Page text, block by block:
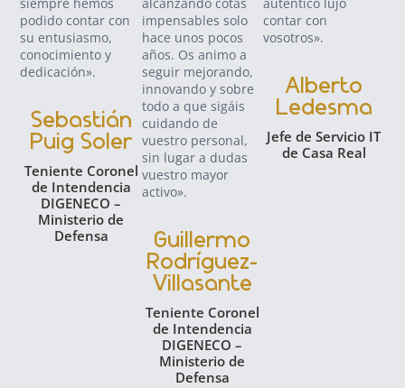
podido contar con
su entusiasmo,
conocimiento y
dedicación».
Sebastián
Puig Soler
Teniente Coronel
de Intendencia
DIGENECO –
Ministerio de
Defensa
impensables solo
hace unos pocos
años. Os animo a
seguir mejorando,
innovando y sobre
todo a que sigáis
cuidando de
vuestro personal,
sin lugar a dudas
vuestro mayor
activo».
Guillermo
Rodríguez-
Villasante
Teniente Coronel
de Intendencia
DIGENECO –
Ministerio de
Defensa
contar con
vosotros».
Alberto
Ledesma
Jefe de Servicio IT
de Casa Real